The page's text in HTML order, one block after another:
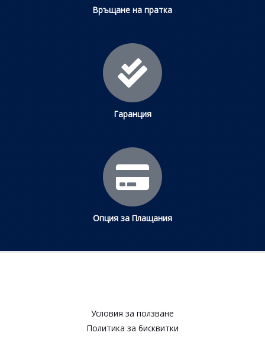
Връщане на пратка
Гаранция
Опция за Плащания
Условия за ползване​
Политика за бисквитки​